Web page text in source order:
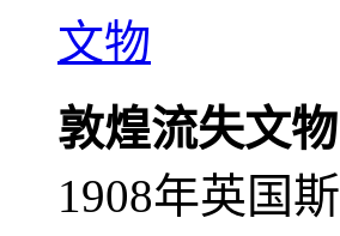
敦煌流失文物
1908年英国